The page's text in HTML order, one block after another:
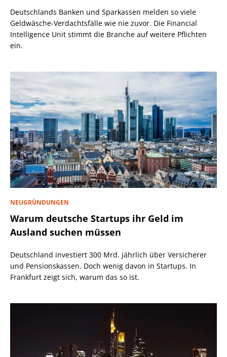
Deutschlands Banken und Sparkassen melden so viele
Geldwäsche-Verdachtsfälle wie nie zuvor. Die Financial
Intelligence Unit stimmt die Branche auf weitere Pflichten
ein.
NEUGRÜNDUNGEN
Warum deutsche Startups ihr Geld im
Ausland suchen müssen
Deutschland investiert 300 Mrd. jährlich über Versicherer
und Pensionskassen. Doch wenig davon in Startups. In
Frankfurt zeigt sich, warum das so ist.